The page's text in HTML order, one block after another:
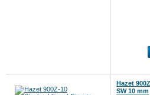
Hazet
SW 10 mm